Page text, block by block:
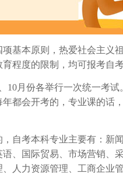
基本原则，热爱社会主义
程度的限制，均可报考自考
10月份各举行一次统一考
都会开考的，专业课的话
自考本科专业主要有：新
、国际贸易、市场营销、
人力资源管理、工商企业